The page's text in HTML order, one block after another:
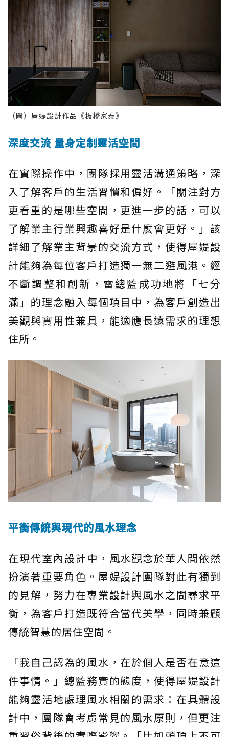
（圖）屋媞設計作品《板橋家泰》
深度交流 量身定制靈活空間
在實際操作中，團隊採用靈活溝通策略，深
入了解客戶的生活習慣和偏好。「關注對方
更看重的是哪些空間，更進一步的話，可以
了解業主行業興趣喜好是什麼會更好。」該
詳細了解業主背景的交流方式，使得屋媞設
計能夠為每位客戶打造獨一無二避風港。經
不斷調整和創新，雷總監成功地將「七分
滿」的理念融入每個項目中，為客戶創造出
美觀與實用性兼具，能適應長遠需求的理想
住所。
平衡傳統與現代的風水理念
在現代室內設計中，風水觀念於華人間依然
扮演著重要角色。屋媞設計團隊對此有獨到
的見解，努力在專業設計與風水之間尋求平
衡，為客戶打造既符合當代美學，同時兼顧
傳統智慧的居住空間。
「我自己認為的風水，在於個人是否在意這
件事情。」總監務實的態度，使得屋媞設計
能夠靈活地處理風水相關的需求：在具體設
計中，團隊會考慮常見的風水原則，但更注